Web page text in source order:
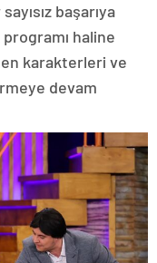
başarıya
haline
karakterleri ve
devam